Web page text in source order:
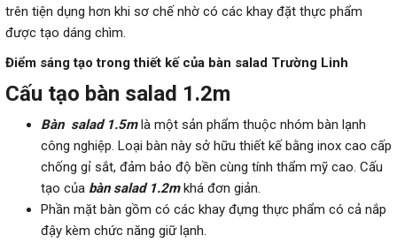
trên tiện dụng hơn khi sơ chế nhờ có các khay đặt thực phẩm
được tạo dáng chìm.
Điểm sáng tạo trong thiết kế của bàn salad Trường Linh
Cấu tạo bàn salad 1.2m
Bàn salad 1.5mlà một sản phẩm thuộc nhóm bàn lạnh
công nghiệp. Loại bàn này sở hữu thiết kế bằng inox cao cấp
chống gỉ sắt, đảm bảo độ bền cùng tính thẩm mỹ cao. Cấu
tạo của bàn salad 1.2mkhá đơn giản.
Phần mặt bàn gồm có các khay đựng thực phẩm có cả nắp
đậy kèm chức năng giữ lạnh.